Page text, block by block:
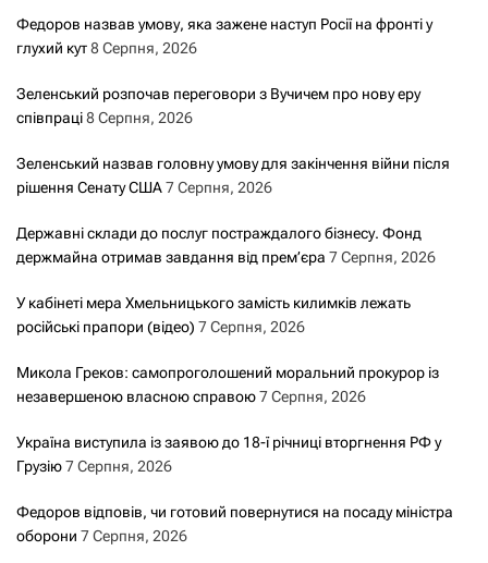
Федоров назвав умову, яка зажене наступ Росії на фронті у
глухий кут8 Серпня, 2026
Зеленський розпочав переговори з Вучичем про нову еру
співпраці8 Серпня, 2026
Зеленський назвав головну умову для закінчення війни після
рішення Сенату США7 Серпня, 2026
Державні склади до послуг постраждалого бізнесу. Фонд
держмайна отримав завдання від прем’єра 7 Серпня, 2026
У кабінеті мера Хмельницького замість килимків лежать
російські прапори (відео) 7 Серпня, 2026
Микола Греков: самопроголошений моральний прокурор із
незавершеною власною справою7 Серпня, 2026
Україна виступила із заявою до 18-ї річниці вторгнення РФ у
Грузію7 Серпня, 2026
Федоров відповів, чи готовий повернутися на посаду міністра
оборони 7 Серпня, 2026